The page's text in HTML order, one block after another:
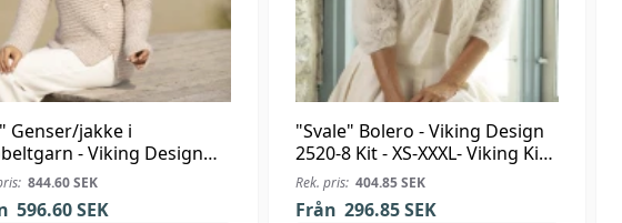
Genser/jakke i
- Viking Design
7 Kit - XS-XXL - Viking
Bris
844.60SEK
596.60SEK
"Svale" Bolero - Viking Design
2520-8 Kit - XS-XXXL- Viking Kid-
Silk
Rek. pris: 404.85SEK
Från 296.85SEK